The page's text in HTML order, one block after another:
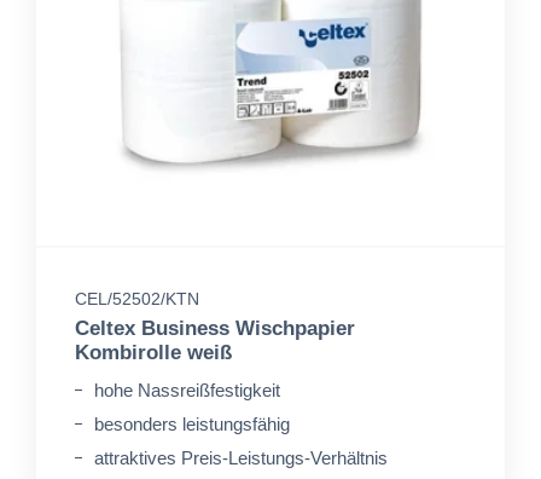
CEL/52502/KTN
Celtex Business Wischpapier
Kombirolle weiß
hohe Nassreißfestigkeit
besonders leistungsfähig
attraktives Preis-Leistungs-Verhältnis